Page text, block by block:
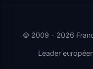
© 2009 - 2026
Leader